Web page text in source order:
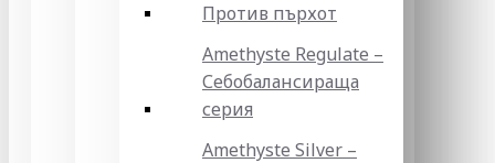
Против пърхот
Amethyste Regulate –
Себобалансираща
серия
Amethyste Silver –